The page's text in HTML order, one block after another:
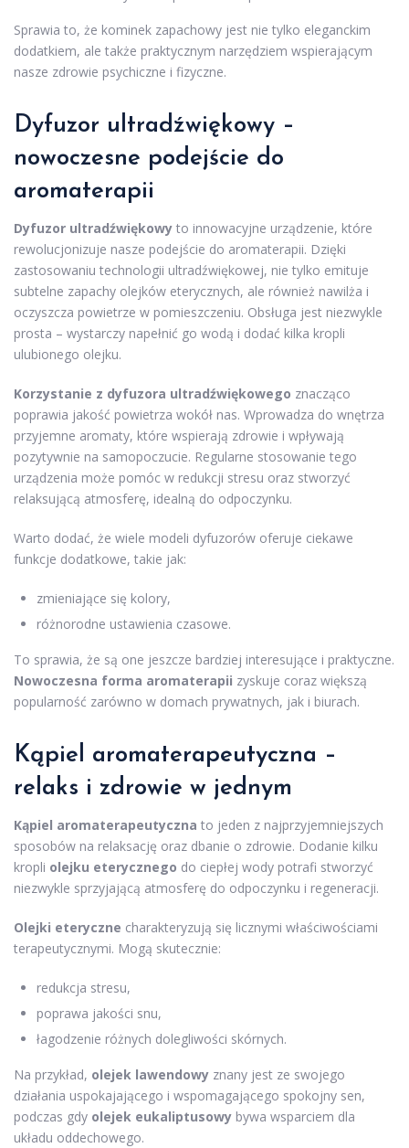
Sprawia to, że kominek zapachowy jest nie tylko eleganckim
dodatkiem, ale także praktycznym narzędziem wspierającym
nasze zdrowie psychiczne i fizyczne.
Dyfuzor ultradźwiękowy –
nowoczesne podejście do
aromaterapii
Dyfuzor ultradźwiękowy to innowacyjne urządzenie, które
rewolucjonizuje nasze podejście do aromaterapii. Dzięki
zastosowaniu technologii ultradźwiękowej, nie tylko emituje
subtelne zapachy olejków eterycznych, ale również nawilża i
oczyszcza powietrze w pomieszczeniu. Obsługa jest niezwykle
prosta – wystarczy napełnić go wodą i dodać kilka kropli
ulubionego olejku.
Korzystanie z dyfuzora ultradźwiękowego znacząco
poprawia jakość powietrza wokół nas. Wprowadza do wnętrza
przyjemne aromaty, które wspierają zdrowie i wpływają
pozytywnie na samopoczucie. Regularne stosowanie tego
urządzenia może pomóc w redukcji stresu oraz stworzyć
relaksującą atmosferę, idealną do odpoczynku.
Warto dodać, że wiele modeli dyfuzorów oferuje ciekawe
funkcje dodatkowe, takie jak:
zmieniające się kolory,
różnorodne ustawienia czasowe.
To sprawia, że są one jeszcze bardziej interesujące i praktyczne.
Nowoczesna forma aromaterapii zyskuje coraz większą
popularność zarówno w domach prywatnych, jak i biurach.
Kąpiel aromaterapeutyczna –
relaks i zdrowie w jednym
Kąpiel aromaterapeutyczna to jeden z najprzyjemniejszych
sposobów na relaksację oraz dbanie o zdrowie. Dodanie kilku
kropli olejku eterycznego do ciepłej wody potrafi stworzyć
niezwykle sprzyjającą atmosferę do odpoczynku i regeneracji.
Olejki eteryczne charakteryzują się licznymi właściwościami
terapeutycznymi. Mogą skutecznie:
redukcja stresu,
poprawa jakości snu,
łagodzenie różnych dolegliwości skórnych.
Na przykład, olejek lawendowy znany jest ze swojego
działania uspokajającego i wspomagającego spokojny sen,
podczas gdy olejek eukaliptusowy bywa wsparciem dla
układu oddechowego.